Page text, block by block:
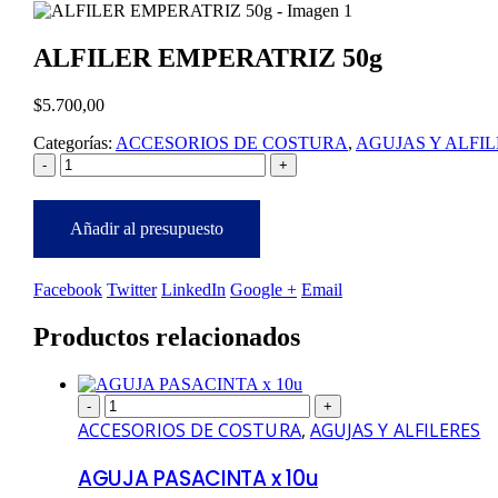
ALFILER EMPERATRIZ 50g
$5.700,00
Categorías: ACCESORIOS DE COSTURA, AGUJAS Y
- +
Añadir al presupuesto
Facebook Twitter LinkedIn Google + Email
Productos relacionados
- +
ACCESORIOS DE COSTURA, AGUJAS Y ALFILERES
AGUJA PASACINTA x 10u